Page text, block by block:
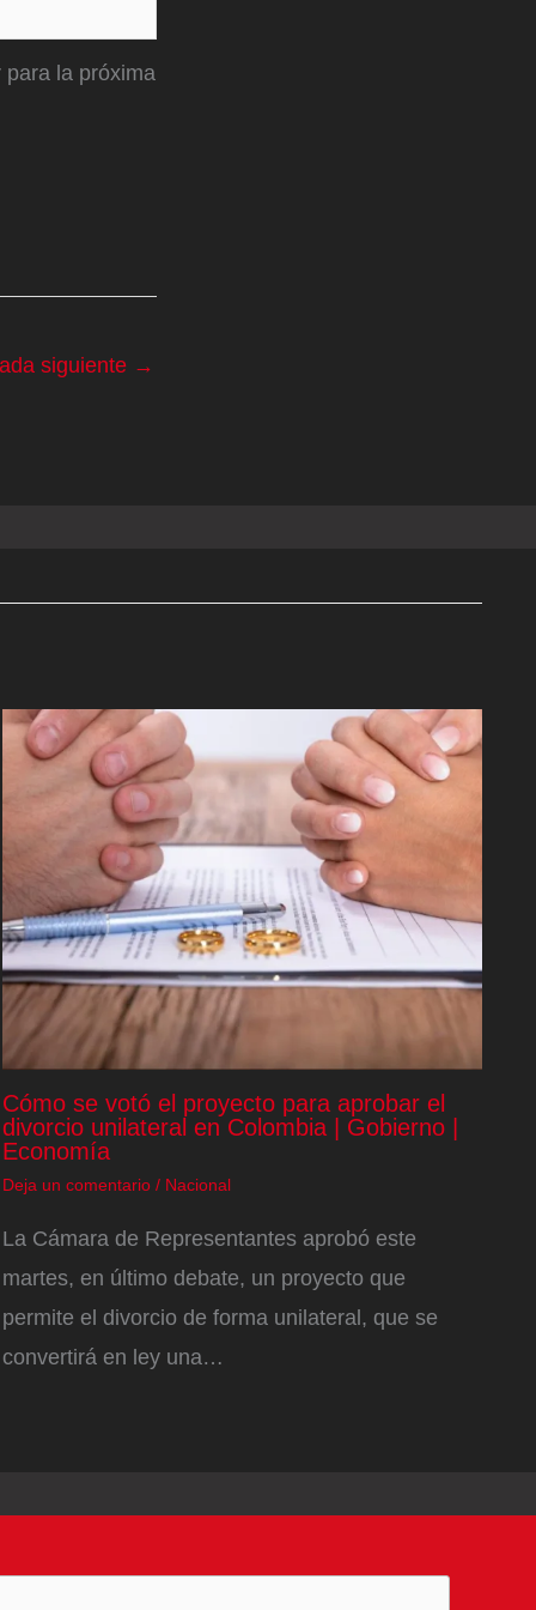
la próxima
siguiente →
Cómo se votó el proyecto para aprobar el
divorcio unilateral en Colombia | Gobierno |
Economía
Deja un comentario / Nacional
La Cámara de Representantes aprobó este
martes, en último debate, un proyecto que
permite el divorcio de forma unilateral, que se
convertirá en ley una…